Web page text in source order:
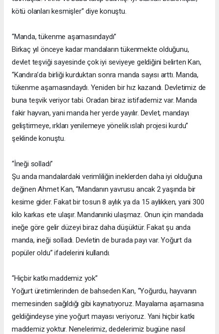
kötü olanları kesmişler” diye konuştu.
“Manda, tükenme aşamasındaydı”
Birkaç yıl önceye kadar mandaların tükenmekte olduğunu,
devlet teşviği sayesinde çok iyi seviyeye geldiğini belirten Kan,
“Kandıra’da birliği kurduktan sonra manda sayısı arttı. Manda,
tükenme aşamasındaydı. Yeniden bir hız kazandı. Devletimiz de
buna teşvik veriyor tabi. Oradan biraz istifademiz var. Manda
fakir hayvan, yani manda her yerde yayılır. Devlet, mandayı
geliştirmeye, ırkları yenilemeye yönelik ıslah projesi kurdu”
şeklinde konuştu.
“İneği solladı”
Şu anda mandalardaki verimliliğin ineklerden daha iyi olduğuna
değinen Ahmet Kan, “Mandanın yavrusu ancak 2 yaşında bir
kesime gider. Fakat bir tosun 8 aylık ya da 15 aylıkken, yani 300
kilo karkas ete ulaşır. Mandanınki ulaşmaz. Onun için mandada
ineğe göre gelir düzeyi biraz daha düşüktür. Fakat şu anda
manda, ineği solladı. Devletin de burada payı var. Yoğurt da
popüler oldu” ifadelerini kullandı.
“Hiçbir katkı maddemiz yok”
Yoğurt üretimlerinden de bahseden Kan, “Yoğurdu, hayvanın
memesinden sağıldığı gibi kaynatıyoruz. Mayalama aşamasına
geldiğindeyse yine yoğurt mayası veriyoruz. Yani hiçbir katkı
maddemiz yoktur. Nenelerimiz, dedelerimiz bugüne nasıl